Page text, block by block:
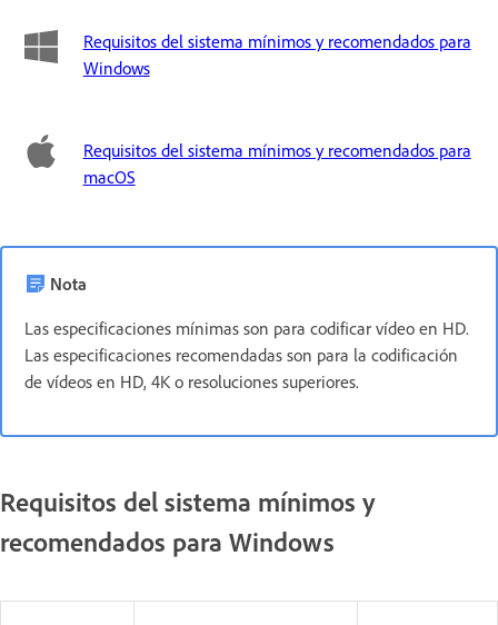
Requisitos del sistema mínimos y recomendados para
Windows
Requisitos del sistema mínimos y recomendados para
macOS
Nota
Las especificaciones mínimas son para codificar vídeo en HD.
Las especificaciones recomendadas son para la codificación
de vídeos en HD, 4K o resoluciones superiores.
Requisitos del sistema mínimos y
recomendados para Windows